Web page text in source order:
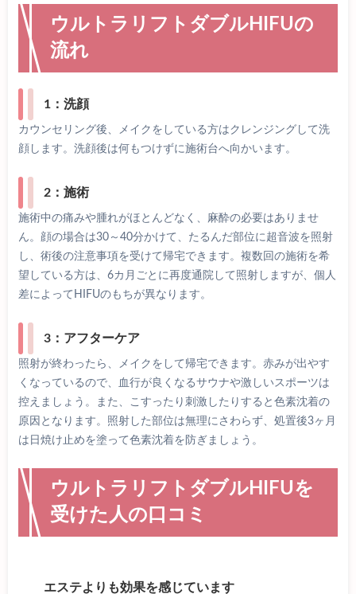
ウルトラリフトダブルHIFUの
流れ
1：洗顔
カウンセリング後、メイクをしている方はクレンジングして洗
顔します。洗顔後は何もつけずに施術台へ向かいます。
2：施術
施術中の痛みや腫れがほとんどなく、麻酔の必要はありませ
ん。顔の場合は30～40分かけて、たるんだ部位に超音波を照射
し、術後の注意事項を受けて帰宅できます。複数回の施術を希
望している方は、6カ月ごとに再度通院して照射しますが、個人
差によってHIFUのもちが異なります。
3：アフターケア
照射が終わったら、メイクをして帰宅できます。赤みが出やす
くなっているので、血行が良くなるサウナや激しいスポーツは
控えましょう。また、こすったり刺激したりすると色素沈着の
原因となります。照射した部位は無理にさわらず、処置後3ヶ月
は日焼け止めを塗って色素沈着を防ぎましょう。
ウルトラリフトダブルHIFUを
受けた人の口コミ
エステよりも効果を感じています